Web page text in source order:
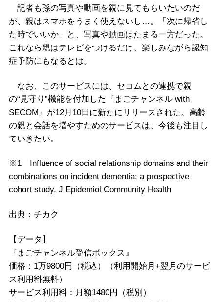
記者も孫の写真や動画を親に見てもらいたいのだ
が、親はスマホをうまく使えないし…。「次に帰省し
た時でいいか」と、写真や動画はたまる一方だった。
これなら親はテレビをつけるだけ、楽しみながら認知
症予防にもなるとは。
なお、このサービスには、セコムとの連携で親
の“見守り”機能を付加した『まごチャンネル with
SECOM』が12月10日に新たにリリースされた。高齢
の親と会話を増やすためのサービスは、今後も注目し
ていきたい。
※1 Influence of social relationship domains and their
combinations on incident dementia: a prospective
cohort study. J Epidemiol Community Health
出典：チカク
【データ】
『まごチャンネル受信ボックス』
価格：1万9800円（税込）（利用開始月+翌月のサービ
ス利用料無料）
サービス利用料：月額1480円（税別）